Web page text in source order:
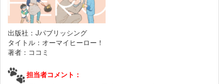
出版社：Jパブリッシング
タイトル：オーマイヒーロー！
著者：ココミ
担当者コメント：